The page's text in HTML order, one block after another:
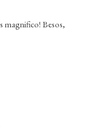
magnifico! Besos,